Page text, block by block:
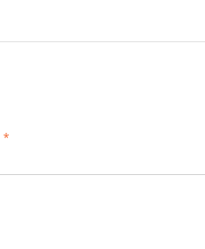
*